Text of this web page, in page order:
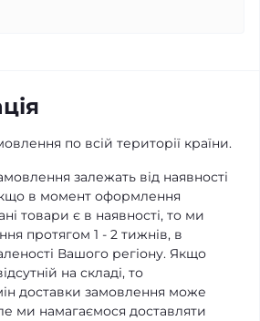
по всій території країни.
залежать від наявності
в момент оформлення
товари є в наявності, то ми
протягом 1 - 2 тижнів, в
Вашого регіону. Якщо
на складі, то
доставки замовлення може
ми намагаємося доставляти